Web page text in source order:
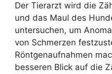
Der Tierarzt wird die
und das Maul des
untersuchen, um
von Schmerzen
Röntgenaufnahmen
besseren Blick auf die